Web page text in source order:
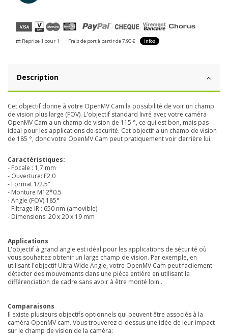
Reprise 1 pour 1 Frais de port à partir de 7.90 € infos
Description
Cet objectif donne à votre OpenMV Cam la possibilité de voir un champ
de vision plus large (FOV). L'objectif standard livré avec votre caméra
OpenMV Cam a un champ de vision de 115 °, ce qui est bon, mais pas
idéal pour les applications de sécurité. Cet objectif a un champ de vision
de 185 °, donc votre OpenMV Cam peut pratiquement voir derrière lui.
Caractéristiques:
- Focale : 1,7 mm
- Ouverture: F2.0
- Format 1/2.5"
- Monture M12*0.5
- Angle (FOV) 185°
- Filtrage IR : 650 nm (amovible)
- Dimensions: 20 x 20 x 19 mm
Applications
L'objectif à grand angle est idéal pour les applications de sécurité où
vous souhaitez obtenir un large champ de vision. Par exemple, en
utilisant l'objectif Ultra Wide Angle, votre OpenMV Cam peut facilement
détecter des mouvements dans une pièce entière en utilisant la
différenciation de cadre sans avoir à être monté loin..
Comparaisons
Il existe plusieurs objectifs optionnels qui peuvent être associés à la
caméra OpenMV cam. Vous trouverez ci-dessus une idée de leur impact
sur le champ de vision de la caméra: